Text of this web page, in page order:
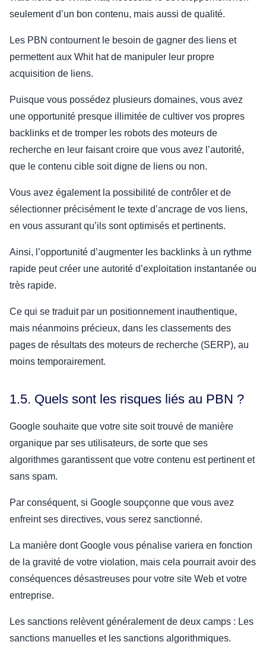
seulement d’un bon contenu, mais aussi de qualité.
Les PBN contournent le besoin de gagner des liens et
permettent aux Whit hat de manipuler leur propre
acquisition de liens.
Puisque vous possédez plusieurs domaines, vous avez
une opportunité presque illimitée de cultiver vos propres
backlinks et de tromper les robots des moteurs de
recherche en leur faisant croire que vous avez l’autorité,
que le contenu cible soit digne de liens ou non.
Vous avez également la possibilité de contrôler et de
sélectionner précisément le texte d’ancrage de vos liens,
en vous assurant qu’ils sont optimisés et pertinents.
Ainsi, l’opportunité d’augmenter les backlinks à un rythme
rapide peut créer une autorité d’exploitation instantanée ou
très rapide.
Ce qui se traduit par un positionnement inauthentique,
mais néanmoins précieux, dans les classements des
pages de résultats des moteurs de recherche (SERP), au
moins temporairement.
1.5. Quels sont les risques liés au PBN ?
Google souhaite que votre site soit trouvé de manière
organique par ses utilisateurs, de sorte que ses
algorithmes garantissent que votre contenu est pertinent et
sans spam.
Par conséquent, si Google soupçonne que vous avez
enfreint ses directives, vous serez sanctionné.
La manière dont Google vous pénalise variera en fonction
de la gravité de votre violation, mais cela pourrait avoir des
conséquences désastreuses pour votre site Web et votre
entreprise.
Les sanctions relèvent généralement de deux camps : Les
sanctions manuelles et les sanctions algorithmiques.